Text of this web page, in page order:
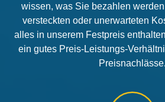
wissen, was Sie bezahlen
versteckten oder unerwarteten
alles in unserem Festpreis
ein gutes Preis-Leistungs-
Preisnachlässe.